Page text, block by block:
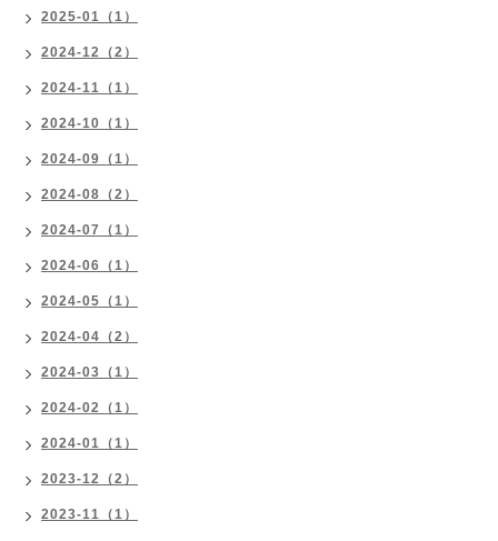
2025-01（1）
2024-12（2）
2024-11（1）
2024-10（1）
2024-09（1）
2024-08（2）
2024-07（1）
2024-06（1）
2024-05（1）
2024-04（2）
2024-03（1）
2024-02（1）
2024-01（1）
2023-12（2）
2023-11（1）